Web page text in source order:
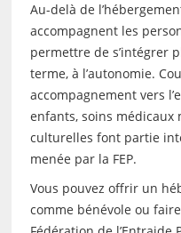
Au-delà de
accompagnent les
permettre de s’intégrer
terme, à l’autonomie.
accompagnement vers
enfants, soins médicaux
culturelles font partie
menée par la FEP.
Vous pouvez offrir un
comme bénévole ou